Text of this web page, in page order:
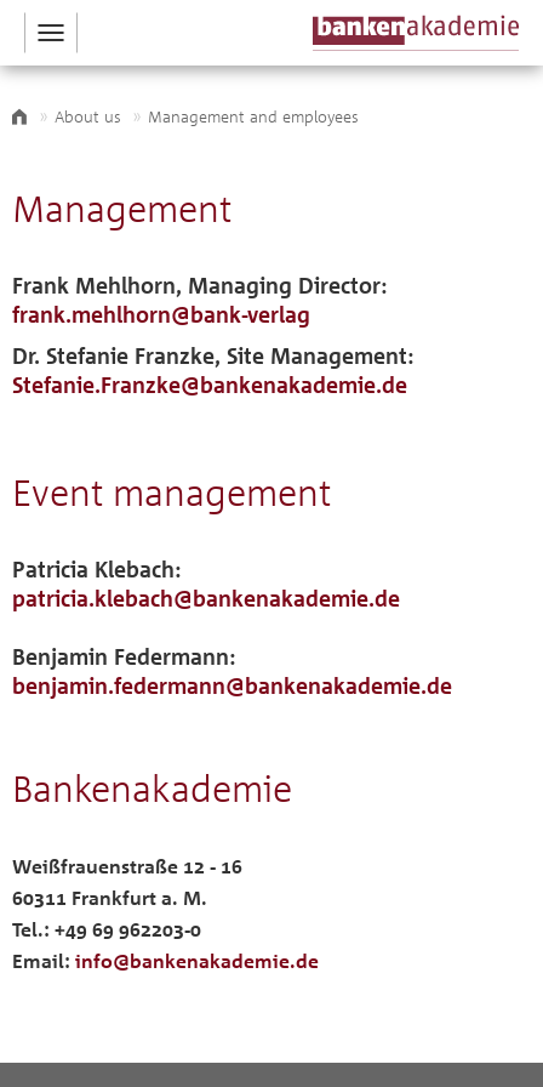
Toggle
navigation
About us Management and employees
Management
Frank Mehlhorn, Managing Director:
frank.mehlhorn@bank-verlag
Dr. Stefanie Franzke, Site Management:
Stefanie.Franzke@bankenakademie.de
Event management
Patricia Klebach:
patricia.klebach@bankenakademie.de
Benjamin Federmann:
benjamin.federmann@bankenakademie.de
Bankenakademie
Weißfrauenstraße 12 - 16
60311 Frankfurt a. M.
Tel.: +49 69 962203-0
Email: info@bankenakademie.de